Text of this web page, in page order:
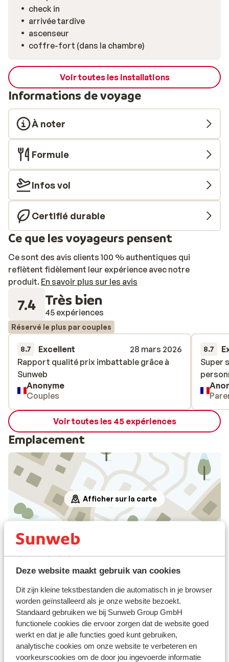
Deze website maakt gebruik van cookies
Dit zijn kleine tekstbestanden die automatisch in je browser
worden geïnstalleerd als je onze website bezoekt.
Standaard gebruiken we bij Sunweb Group GmbH
functionele cookies die ervoor zorgen dat de website goed
werkt en dat je alle functies goed kunt gebruiken,
analytische cookies om onze website te verbeteren en
voorkeurscookies om de door jou ingevoerde informatie
check in
arrivée tardive
ascenseur
coffre-fort (dans la chambre)
Voir toutes les installations
Informations de voyage
À noter
Formule
Infos vol
Certifié durable
Ce que les voyageurs pensent
Ce sont des avis clients 100 % authentiques qui
reflètent fidèlement leur expérience avec notre
produit. En savoir plus sur les avis
7.4 Très bien
45 expériences
Réservé le plus par couples
8.7 Excellent
28 mars 2026
Rapport qualité prix imbattable grâce à
Sunweb
Rapport qualité prix imbattable grâce à
Sunweb
Anonyme
Couples
8.7
Super
Super
Voir toutes les 45 expériences
Emplacement
Afficher sur la carte
À proximité
Distance du centre-ville: environ 600 mètres
Distance jusqu'aux pistes de ski environ 0 mètres
Distance jusqu'aux remontées mécaniques
environ 100 mètres
Distance jusqu'a l'école de ski environ 1,3
kilomètres